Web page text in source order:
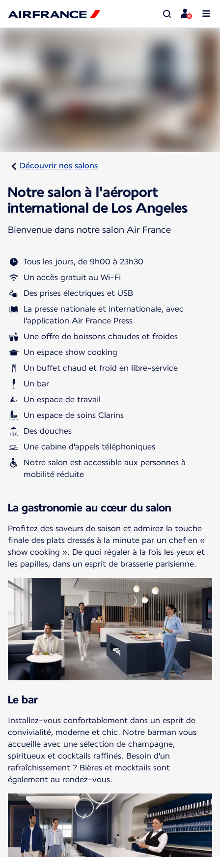
Découvrir nos salons
Notre salon à l'aéroport
international de Los Angeles
Bienvenue dans notre salon Air France
Tous les jours, de 9h00 à 23h30
Un accès gratuit au Wi-Fi
Des prises électriques et USB
La presse nationale et internationale, avec
l'application Air France Press
Une offre de boissons chaudes et froides
Un espace show cooking
Un buffet chaud et froid en libre-service
Un bar
Un espace de travail
Un espace de soins Clarins
Des douches
Une cabine d'appels téléphoniques
Notre salon est accessible aux personnes à
mobilité réduite
La gastronomie au cœur du salon
Profitez des saveurs de saison et admirez la touche
finale des plats dressés à la minute par un chef en «
show cooking ». De quoi régaler à la fois les yeux et
les papilles, dans un esprit de brasserie parisienne.
Le bar
Installez-vous confortablement dans un esprit de
convivialité, moderne et chic. Notre barman vous
accueille avec une sélection de champagne,
spiritueux et cocktails raffinés. Besoin d'un
rafraîchissement ? Bières et mocktails sont
également au rendez-vous.